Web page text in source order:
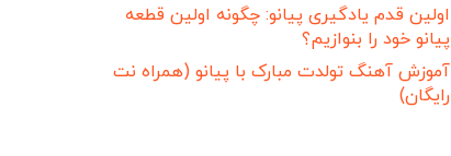
اولین قدم یادگیری پیانو: چگونه اولین قطعه
پیانو خود را بنوازیم؟
آموزش آهنگ تولدت مبارک با پیانو (همراه نت
رایگان)